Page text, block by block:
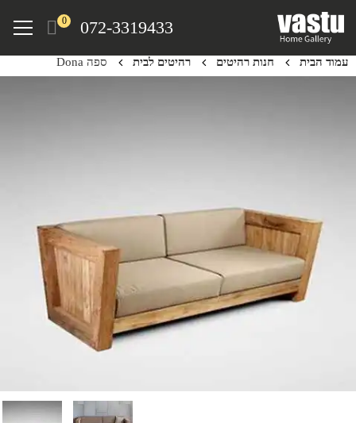
content
072-3319433
0
Menu
עמוד הבית חנות רהיטים רהיטים לבית ספה Dona